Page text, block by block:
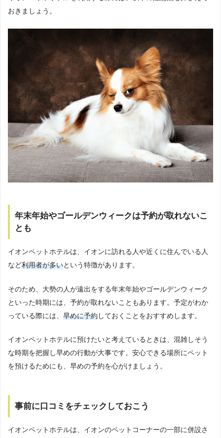
おきましょう。
年末年始やゴールデンウィークは予約が取れないこ
とも
イオンペットホテルは、イオンに訪れる人や近くに住んでいる人
など利用者が多いという特徴があります。
そのため、大勢の人が遠出をする年末年始やゴールデンウィーク
といった時期には、予約が取れないこともあります。予定がわか
っている際には、 早めに予約しておくことをおすすめします。
イオンペットホテルに預けたいと考えているときは、混雑しそう
な時期を把握し早めの行動が大事です。安心できる場所にペット
を預けるためにも、早めの予約を心がけましょう。
事前に口コミをチェックしておこう
イオンペットホテルは、イオンのペットコーナーの一部に併設さ